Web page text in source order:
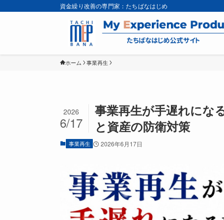
資金繰り改善の専門家：たちばなはじめ
ホーム 事業再生
事業再生が手遅れにな
と資産の防衛対策
2026
6/17
事業再生 2026年6月17日